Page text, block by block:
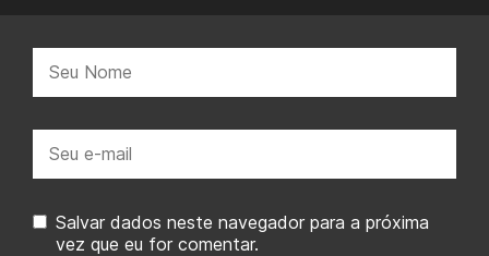
mail:
Salvar dados neste navegador para a próxima
vez que eu for comentar.